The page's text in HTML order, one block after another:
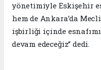
yönetimiyle Eskişehir
hem de Ankara’da
işbirliği içinde
devam edeceğiz” dedi.